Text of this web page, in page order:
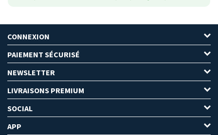
CONNEXION
PAIEMENT SÉCURISÉ
NEWSLETTER
LIVRAISONS PREMIUM
SOCIAL
APP